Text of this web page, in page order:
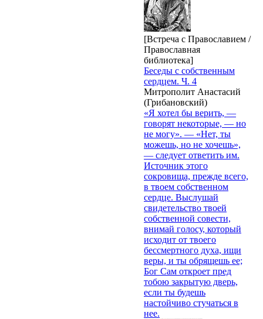
[Встреча с Православием /
Православная
библиотека]
Беседы с собственным
сердцем. Ч. 4
Митрополит Анастасий
(Грибановский)
«Я хотел бы верить, —
говорят некоторые, — но
не могу». — «Нет, ты
можешь, но не хочешь»,
— следует ответить им.
Источник этого
сокровища, прежде всего,
в твоем собственном
сердце. Выслушай
свидетельство твоей
собственной совести,
внимай голосу, который
исходит от твоего
бессмертного духа, ищи
веры, и ты обрящешь ее;
Бог Сам откроет пред
тобою закрытую дверь,
если ты будешь
настойчиво стучаться в
нее.